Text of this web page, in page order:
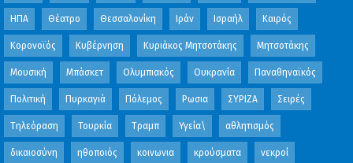
ΗΠΑ Θέατρο Θεσσαλονίκη Ιράν Ισραήλ Καιρός
Κορονοϊός Κυβέρνηση Κυριάκος Μητσοτάκης Μητσοτάκης
Μουσική Μπάσκετ Ολυμπιακός Ουκρανία Παναθηναϊκός
Πολιτική Πυρκαγιά Πόλεμος Ρωσια ΣΥΡΙΖΑ Σειρές
Τηλεόραση Τουρκία Τραμπ Υγεία\ αθλητισμός
δικαιοσύνη ηθοποιός κοινωνια κρούσματα νεκροί